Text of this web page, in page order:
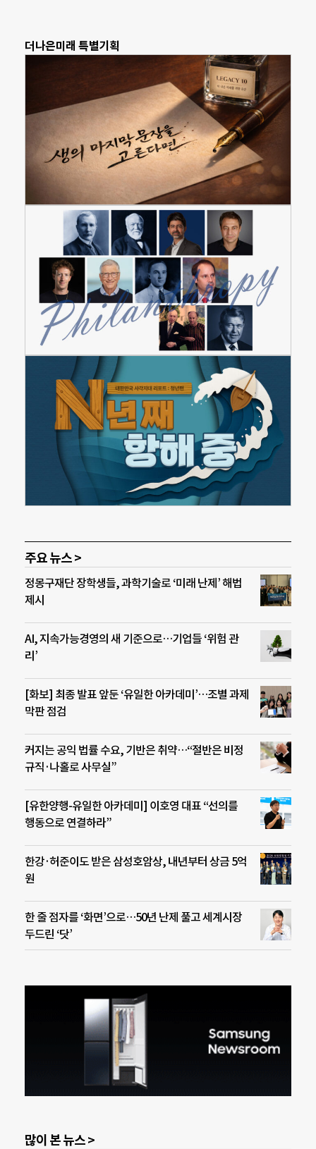
더나은미래 특별기획
주요 뉴스 >
정몽구재단 장학생들, 과학기술로 ‘미래 난제’ 해법
제시
AI, 지속가능경영의 새 기준으로…기업들 ‘위험 관
리’
[화보] 최종 발표 앞둔 ‘유일한 아카데미’…조별 과제
막판 점검
커지는 공익 법률 수요, 기반은 취약…“절반은 비정
규직·나홀로 사무실”
[유한양행-유일한 아카데미] 이호영 대표 “선의를
행동으로 연결하라”
한강·허준이도 받은 삼성호암상, 내년부터 상금 5억
원
한 줄 점자를 ‘화면’으로…50년 난제 풀고 세계시장
두드린 ‘닷’
많이 본 뉴스 >